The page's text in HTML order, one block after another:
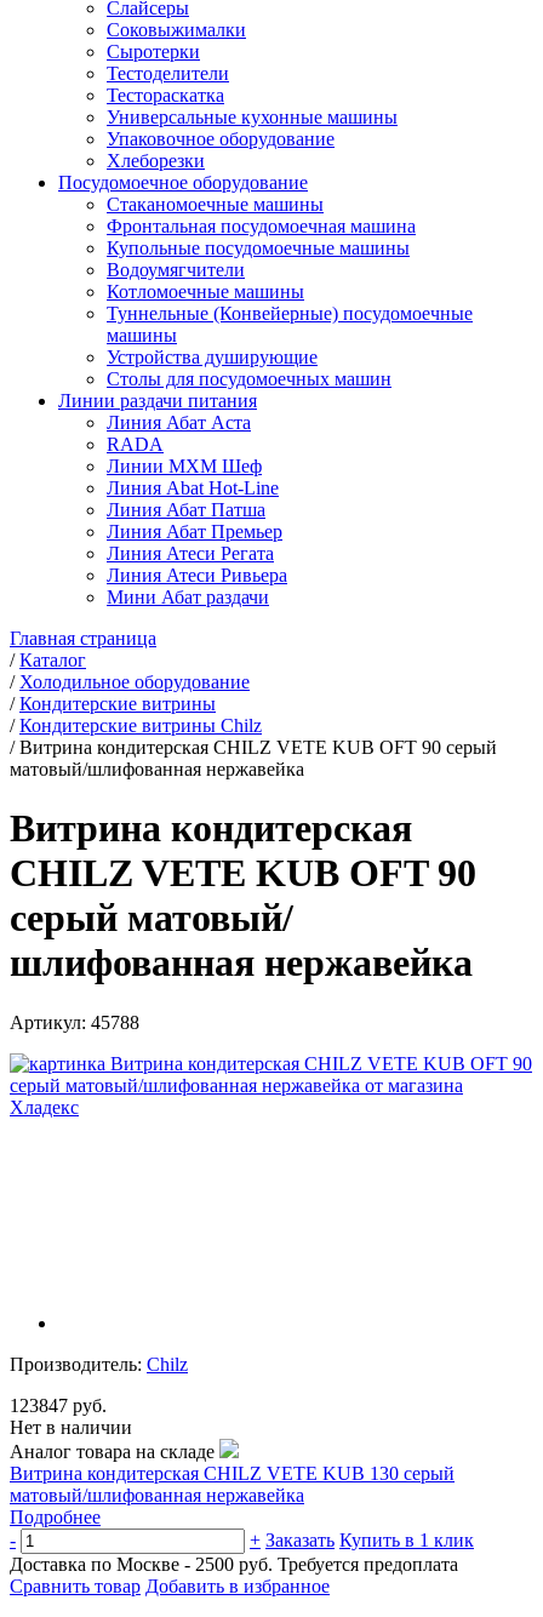
Слайсеры
Соковыжималки
Сыротерки
Тестоделители
Тестораскатка
Универсальные кухонные машины
Упаковочное оборудование
Хлеборезки
Посудомоечное оборудование
Стаканомоечные машины
Фронтальная посудомоечная машина
Купольные посудомоечные машины
Водоумягчители
Котломоечные машины
Туннельные (Конвейерные) посудомоечные
машины
Устройства душирующие
Столы для посудомоечных машин
Линии раздачи питания
Линия Абат Аста
RADA
Линии МХМ Шеф
Линия Abat Hot-Line
Линия Абат Патша
Линия Абат Премьер
Линия Атеси Регата
Линия Атеси Ривьера
Мини Абат раздачи
Главная страница
/Каталог
/ Холодильное оборудование
/Кондитерские витрины
/Кондитерские витрины Chilz
/Витрина кондитерская CHILZ VETE KUB OFT 90 серый
матовый/шлифованная нержавейка
Витрина кондитерская
CHILZ VETE KUB OFT 90
серый матовый/
шлифованная нержавейка
Артикул: 45788
Производитель: Chilz
123847 руб.
Нет в наличии
Аналог товара на складе
Витрина кондитерская CHILZ VETE KUB 130 серый
матовый/шлифованная нержавейка
Подробнее
-
+ Заказать Купить в 1 клик
Доставка по Москве - 2500 руб. Требуется предоплата
Сравнить товар Добавить в избранное